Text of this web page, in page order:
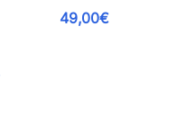
49,00€